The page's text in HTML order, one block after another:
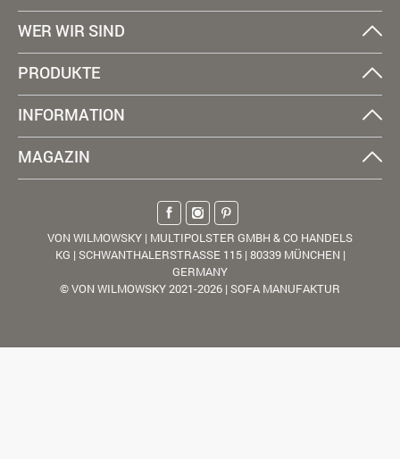
WER WIR SIND
PRODUKTE
INFORMATION
MAGAZIN
VON WILMOWSKY | MULTIPOLSTER GMBH & CO HANDELS
KG | SCHWANTHALERSTRASSE 115 | 80339 MÜNCHEN |
GERMANY
© VON WILMOWSKY 2021-2026 | SOFA MANUFAKTUR